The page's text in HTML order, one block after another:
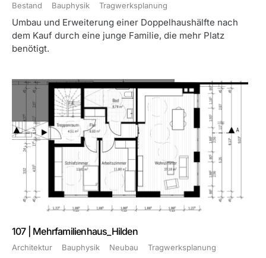
Bestand
Bauphysik Tragwerksplanung
Umbau und Erweiterung einer Doppelhaushälfte nach
dem Kauf durch eine junge Familie, die mehr Platz
benötigt.
107 | Mehrfamilienhaus_Hilden
Architektur Bauphysik Neubau Tragwerksplanung